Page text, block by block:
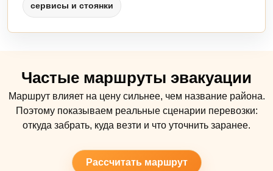
сервисы и стоянки
Частые маршруты эвакуации
Маршрут влияет на цену сильнее, чем название района.
Поэтому показываем реальные сценарии перевозки:
откуда забрать, куда везти и что уточнить заранее.
Рассчитать маршрут